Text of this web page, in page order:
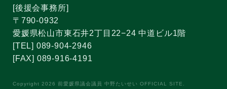
[後援会事務所]
〒790-0932
愛媛県松山市東石井2丁目22−24 中道ビル1階
[TEL] 089-904-2946
[FAX] 089-916-4191
Copyright 2026 前愛媛県議会議員 中野たいせい OFFICIAL SITE.